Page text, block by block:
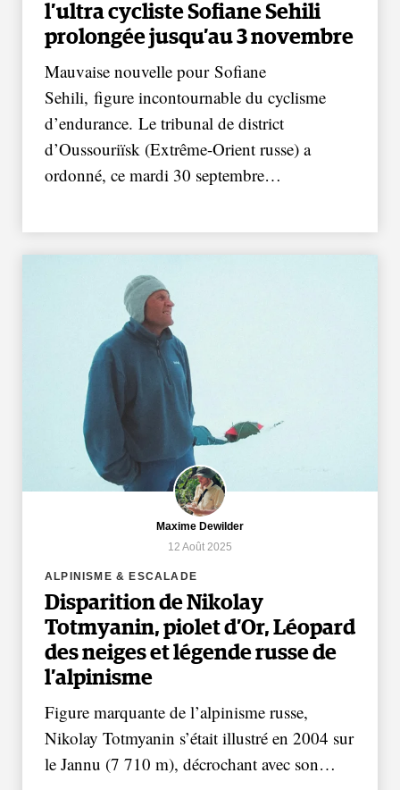
l’ultra cycliste Sofiane Sehili
prolongée jusqu’au 3 novembre
Mauvaise nouvelle pour Sofiane
Sehili, figure incontournable du cyclisme
d’endurance. Le tribunal de district
d’Oussouriïsk (Extrême-Orient russe) a
ordonné, ce mardi 30 septembre…
Maxime Dewilder
12 Août 2025
ALPINISME & ESCALADE
Disparition de Nikolay
Totmyanin, piolet d’Or, Léopard
des neiges et légende russe de
l’alpinisme
Figure marquante de l’alpinisme russe,
Nikolay Totmyanin s’était illustré en 2004 sur
le Jannu (7 710 m), décrochant avec son…